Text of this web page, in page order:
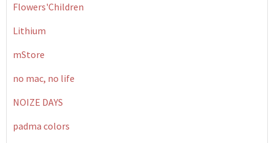
Flowers'Children
Lithium
mStore
no mac, no life
NOIZE DAYS
padma colors